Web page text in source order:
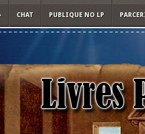
CHAT PUBLIQUE NO LP